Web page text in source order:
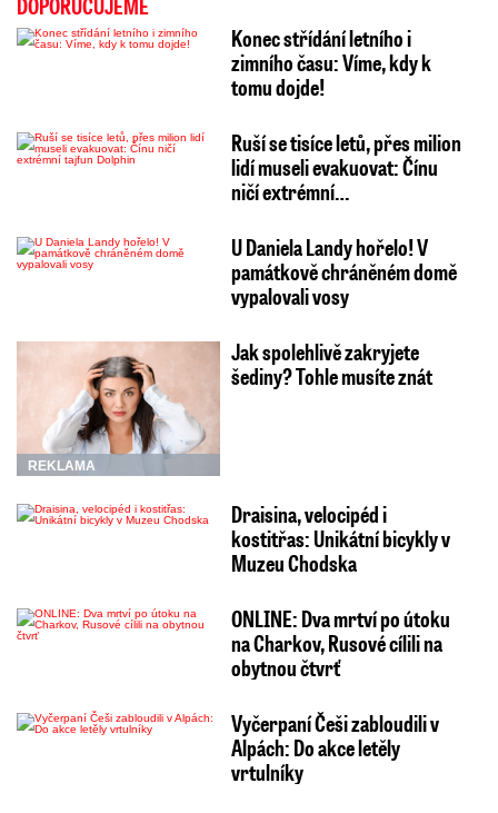
Konec střídání letního i
zimního času: Víme, kdy k
tomu dojde!
Ruší se tisíce letů, přes milion
lidí museli evakuovat: Čínu
ničí extrémní…
U Daniela Landy hořelo! V
památkově chráněném domě
vypalovali vosy
REKLAMA
Jak spolehlivě zakryjete
šediny? Tohle musíte znát
Draisina, velocipéd i
kostitřas: Unikátní bicykly v
Muzeu Chodska
ONLINE: Dva mrtví po útoku
na Charkov, Rusové cílili na
obytnou čtvrť
Vyčerpaní Češi zabloudili v
Alpách: Do akce letěly
vrtulníky